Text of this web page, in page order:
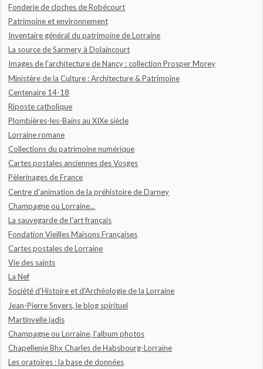
Fonderie de cloches de Robécourt
Patrimoine et environnement
Inventaire général du patrimoine de Lorraine
La source de Sarmery à Dolaincourt
Images de l'architecture de Nancy : collection Prosper Morey
Ministère de la Culture : Architecture & Patrimoine
Centenaire 14-18
Riposte catholique
Plombières-les-Bains au XIXe siècle
Lorraine romane
Collections du patrimoine numérique
Cartes postales anciennes des Vosges
Pèlerinages de France
Centre d'animation de la préhistoire de Darney
Champagne ou Lorraine...
La sauvegarde de l'art français
Fondation Vieilles Maisons Françaises
Cartes postales de Lorraine
Vie des saints
La Nef
Société d'Histoire et d'Archéologie de la Lorraine
Jean-Pierre Snyers, le blog spirituel
Martinvelle jadis
Champagne ou Lorraine, l'album photos
Chapellenie Bhx Charles de Habsbourg-Lorraine
Les oratoires : la base de données